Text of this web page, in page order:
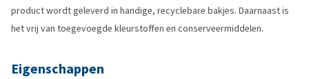
product wordt geleverd in handige, recyclebare bakjes. Daarnaast is
het vrij van toegevoegde kleurstoffen en conserveermiddelen.
Eigenschappen